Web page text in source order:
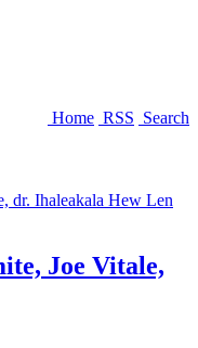
Home RSS Search
Joe Vitale,